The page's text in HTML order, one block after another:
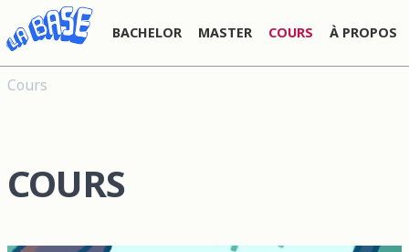
BACHELOR MASTER COURS À PROPOS
Cours
COURS